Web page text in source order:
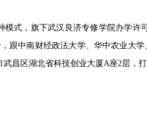
，旗下武汉良济专修学院办学许可
跟中南财经政法大学、华中农业大
昌区湖北省科技创业大厦A座2层，打